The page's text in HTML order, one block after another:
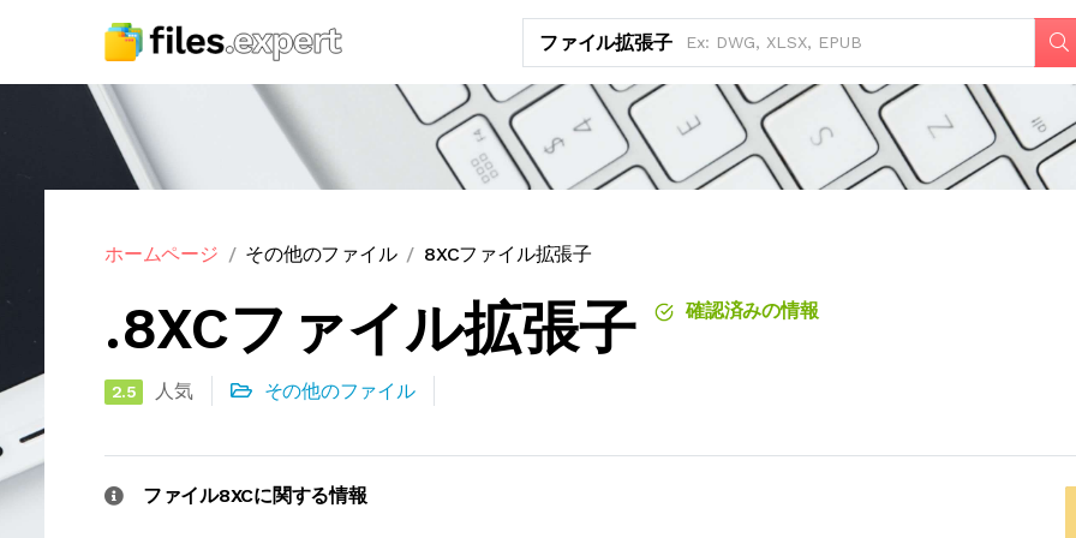
ファイル拡張子
ホームページ その他のファイル 8XCファイル拡張子
.8XCファイル拡張子 確認済みの情報
2.5 人気 その他のファイル
ファイル8XCに関する情報